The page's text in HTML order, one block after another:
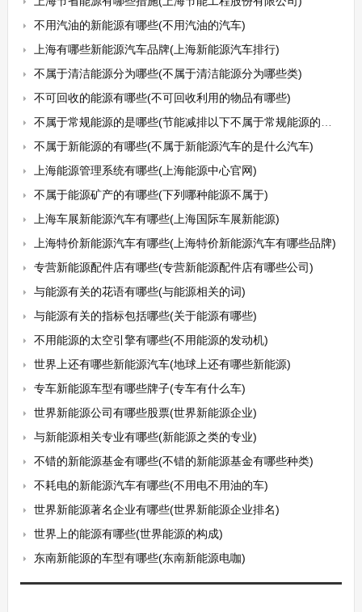
不用汽油的新能源有哪些(不用汽油的汽车)
上海有哪些新能源汽车品牌(上海新能源汽车排行)
不属于清洁能源分为哪些(不属于清洁能源分为哪些类)
不可回收的能源有哪些(不可回收利用的物品有哪些)
不属于常规能源的是哪些(节能减排以下不属于常规能源的是())
不属于新能源的有哪些(不属于新能源汽车的是什么汽车)
上海能源管理系统有哪些(上海能源中心官网)
不属于能源矿产的有哪些(下列哪种能源不属于)
上海车展新能源汽车有哪些(上海国际车展新能源)
上海特价新能源汽车有哪些(上海特价新能源汽车有哪些品牌)
专营新能源配件店有哪些(专营新能源配件店有哪些公司)
与能源有关的花语有哪些(与能源相关的词)
与能源有关的指标包括哪些(关于能源有哪些)
不用能源的太空引擎有哪些(不用能源的发动机)
世界上还有哪些新能源汽车(地球上还有哪些新能源)
专车新能源车型有哪些牌子(专车有什么车)
世界新能源公司有哪些股票(世界新能源企业)
与新能源相关专业有哪些(新能源之类的专业)
不错的新能源基金有哪些(不错的新能源基金有哪些种类)
不耗电的新能源汽车有哪些(不用电不用油的车)
世界新能源著名企业有哪些(世界新能源企业排名)
世界上的能源有哪些(世界能源的构成)
东南新能源的车型有哪些(东南新能源电咖)